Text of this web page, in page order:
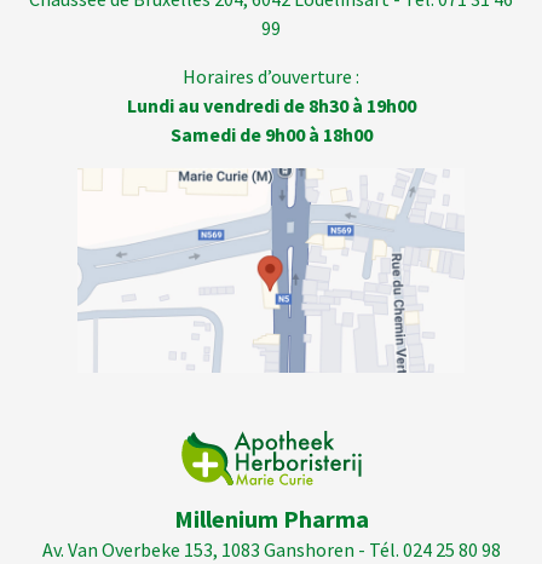
99
Horaires d’ouverture :
Lundi au vendredi de 8h30 à 19h00
Samedi de 9h00 à 18h00
Millenium Pharma
Av. Van Overbeke 153, 1083 Ganshoren - Tél. 024 25 80 98